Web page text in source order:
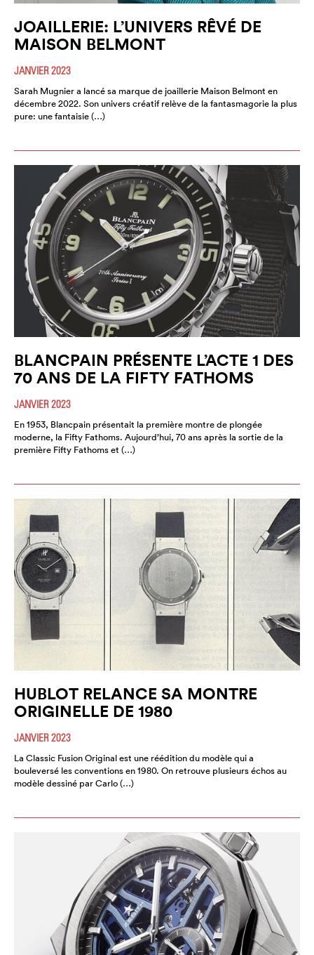
JOAILLERIE: L’UNIVERS RÊVÉ DE
MAISON BELMONT
JANVIER 2023
Sarah Mugnier a lancé sa marque de joaillerie Maison Belmont en
décembre 2022. Son univers créatif relève de la fantasmagorie la plus
pure: une fantaisie (…)
BLANCPAIN PRÉSENTE L’ACTE 1 DES
70 ANS DE LA FIFTY FATHOMS
JANVIER 2023
En 1953, Blancpain présentait la première montre de plongée
moderne, la Fifty Fathoms. Aujourd’hui, 70 ans après la sortie de la
première Fifty Fathoms et (…)
HUBLOT RELANCE SA MONTRE
ORIGINELLE DE 1980
JANVIER 2023
La Classic Fusion Original est une réédition du modèle qui a
bouleversé les conventions en 1980. On retrouve plusieurs échos au
modèle dessiné par Carlo (…)